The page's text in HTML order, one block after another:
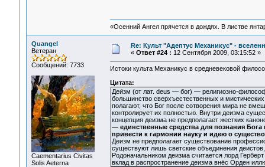
«Осенний Ангел прячется в дождях. В листве
Quangel
Ветеран
Сообщений: 7733
Сaementarius Civitas
Solis Aeterna
Re: Культ "Адептус Механикус" -
« Ответ #24 : 12 Сентября 2009, 03:15:52 »
Истоки культа Механикус в средневековой
Цитата:
Деи́зм (от лат. deus — бог) — религиозно-
большинство сверхъестественных и
полагают, что Бог после сотворения мира не
контролирует их полностью. Внутри деизма
концепция деизма не предполагает жестких
— единственные средства для познания Бога
привести к гармонии науку и идею о
Деизм не предполагает существование
существуют лишь светские объединения
Родоначальником деизма считается лорд
вклад в распространение деизма внёс Орден